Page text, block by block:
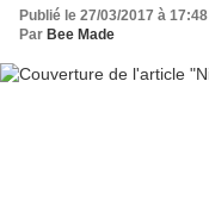
Publié le 27/03/2017 à 17:48
Par Bee Made